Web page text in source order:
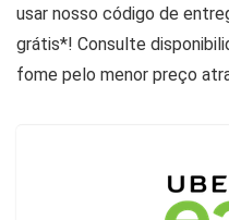
usar nosso código de
grátis*! Consulte
fome pelo menor preço